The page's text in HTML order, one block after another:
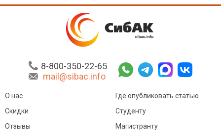
8-800-350-22-65
mail@sibac.info
О нас
Скидки
Отзывы
Где опубликовать статью
Студенту
Магистранту